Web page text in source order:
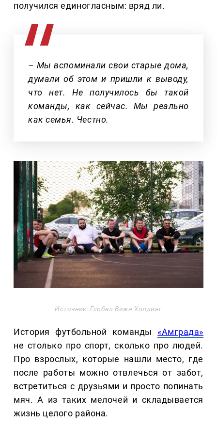
получился единогласным: вряд ли.
– Мы вспоминали свои старые дома,
думали об этом и пришли к выводу,
что нет. Не получилось бы такой
команды, как сейчас. Мы реально
как семья. Честно.
Источник: Глобал Вижн Холдинг
История футбольной команды «Амграда»
не столько про спорт, сколько про людей.
Про взрослых, которые нашли место, где
после работы можно отвлечься от забот,
встретиться с друзьями и просто попинать
мяч. А из таких мелочей и складывается
жизнь целого района.